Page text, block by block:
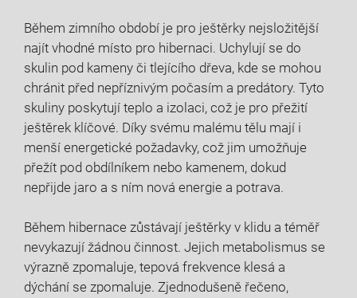
Během zimního období je pro ještěrky nejsložitější
najít vhodné místo pro hibernaci. Uchylují se do
skulin pod kameny či tlejícího dřeva, kde se mohou
chránit před nepříznivým počasím a predátory. Tyto
skuliny poskytují teplo a izolaci, což je pro přežití
ještěrek klíčové. Díky svému malému tělu mají i
menší energetické požadavky, což jim umožňuje
přežít pod obdílníkem nebo kamenem, dokud
nepřijde jaro a s ním nová energie a potrava.
Během hibernace zůstávají ještěrky v klidu a téměř
nevykazují žádnou činnost. Jejich metabolismus se
výrazně zpomaluje, tepová frekvence klesá a
dýchání se zpomaluje. Zjednodušeně řečeno,